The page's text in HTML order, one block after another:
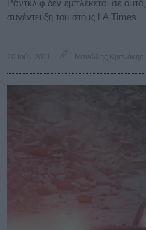
Ράντκλιφ δεν εμπλέκεται σε
συνέντευξη του στους LA Times.
20 Ιούν 2011 Μανώλης Κρανάκης